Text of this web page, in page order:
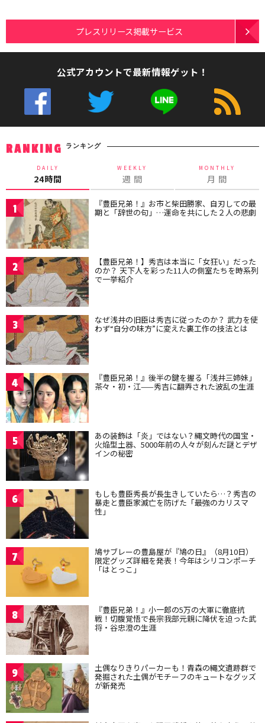
プレスリリース掲載サービス
公式アカウントで最新情報ゲット！
RANKING ランキング
DAILY
24時間
WEEKLY
週 間
MONTHLY
月 間
1 『豊臣兄弟！』お市と柴田勝家、自刃しての最
期と「辞世の句」…運命を共にした２人の悲劇
2 【豊臣兄弟！】秀吉は本当に「女狂い」だった
のか？ 天下人を彩った11人の側室たちを時系列
で一挙紹介
3 なぜ浅井の旧臣は秀吉に従ったのか？ 武力を使
わず“自分の味方”に変えた裏工作の技法とは
4 『豊臣兄弟！』後半の鍵を握る「浅井三姉妹」
茶々・初・江——秀吉に翻弄された波乱の生涯
5 あの装飾は「炎」ではない？縄文時代の国宝・
火焔型土器、5000年前の人々が刻んだ謎とデザ
インの秘密
6 もしも豊臣秀長が長生きしていたら…？秀吉の
暴走と豊臣家滅亡を防げた「最強のカリスマ
性」
7 鳩サブレーの豊島屋が『鳩の日』（8月10日）
限定グッズ詳細を発表！今年はシリコンポーチ
「はとっこ」
8 『豊臣兄弟！』小一郎の5万の大軍に徹底抗
戦！切腹覚悟で長宗我部元親に降伏を迫った武
将・谷忠澄の生涯
9 土偶なりきりパーカーも！青森の縄文遺跡群で
発掘された土偶がモチーフのキュートなグッズ
が新発売